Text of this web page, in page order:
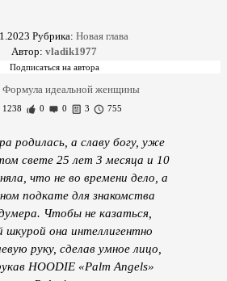
Рубрика: Новая глава
Автор: vladik1977
Формула идеальной женщины
1238 0 0 3 755
родилась, а славу богу, уже
свете 25 лет 3 месяца и 10
что не во времени дело, а
подкате для знакомства
Чтобы не казаться,
шкурой она интеллигентно
руку, сделав умное лицо,
HOODIE «Palm Angels»